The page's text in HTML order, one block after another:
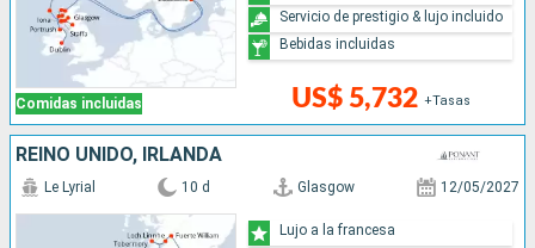
Comidas incluidas US$ 5,732 +Tasas
Servicio de prestigio & lujo incluido
Bebidas incluidas
REINO UNIDO, IRLANDA
Le Lyrial 10 d Glasgow 12/05/2027
Lujo a la francesa